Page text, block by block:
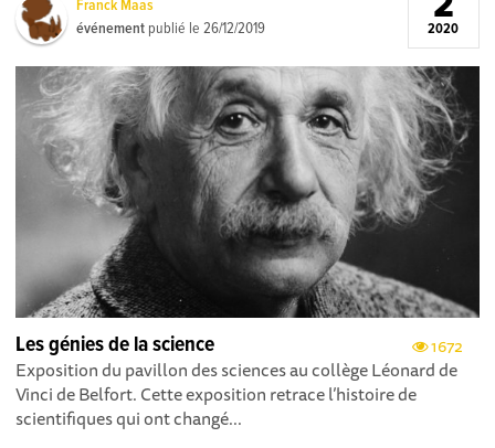
Franck Maas
événement publié le26/12/2019 2020
1672
Les génies de la science
Exposition du pavillon des sciences au collège Léonard de
Vinci de Belfort. Cette exposition retrace l’histoire de
scientifiques qui ont changé...